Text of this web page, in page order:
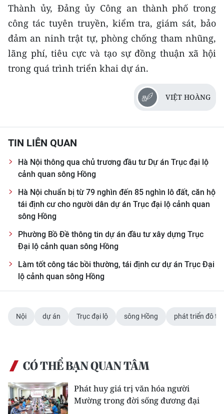
Thành ủy, Đảng ủy Công an thành phố trong
công tác tuyên truyền, kiểm tra, giám sát, bảo
đảm an ninh trật tự, phòng chống tham nhũng,
lãng phí, tiêu cực và tạo sự đồng thuận xã hội
trong quá trình triển khai dự án.
VIỆT HOÀNG
TIN LIÊN QUAN
Hà Nội thông qua chủ trương đầu tư Dự án Trục đại lộ
cảnh quan sông Hồng
Hà Nội chuẩn bị từ 79 nghìn đến 85 nghìn lô đất, căn hộ
tái định cư cho người dân dự án Trục đại lộ cảnh quan
sông Hồng
Phường Bồ Đề thông tin dự án đầu tư xây dựng Trục
Đại lộ cảnh quan sông Hồng
Làm tốt công tác bồi thường, tái định cư dự án Trục Đại
lộ cảnh quan sông Hồng
Nội dự án Trục đại lộ sông Hồng phát triển đô thị
CÓ THỂ BẠN QUAN TÂM
Phát huy giá trị văn hóa người
Mường trong đời sống đương đại